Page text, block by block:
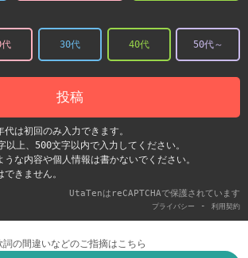
代 30代 40代 50代～
投稿
は初回のみ入力できます。
上、500文字以内で入力してください。
な内容や個人情報は書かないでください。
きません。
UtaTenはreCAPTCHAで保護されています
プライバシー - 利用契約
詞の間違いなどのご指摘はこちら